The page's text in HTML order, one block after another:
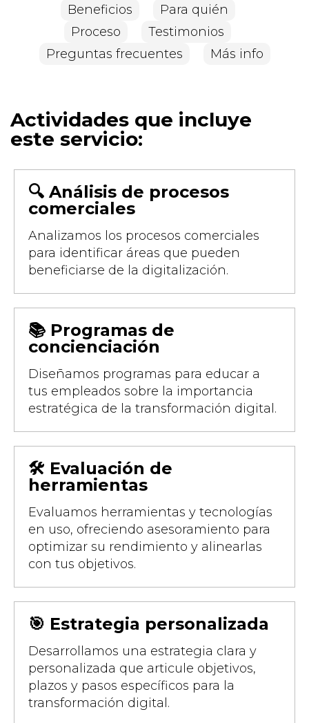
Beneficios
Para quién
Proceso
Testimonios
Preguntas frecuentes
Más info
Actividades que incluye
este servicio:
🔍 Análisis de procesos
comerciales
Analizamos los procesos comerciales
para identificar áreas que pueden
beneficiarse de la digitalización.
📚 Programas de
concienciación
Diseñamos programas para educar a
tus empleados sobre la importancia
estratégica de la transformación digital.
🛠️ Evaluación de
herramientas
Evaluamos herramientas y tecnologías
en uso, ofreciendo asesoramiento para
optimizar su rendimiento y alinearlas
con tus objetivos.
🎯 Estrategia personalizada
Desarrollamos una estrategia clara y
personalizada que articule objetivos,
plazos y pasos específicos para la
transformación digital.